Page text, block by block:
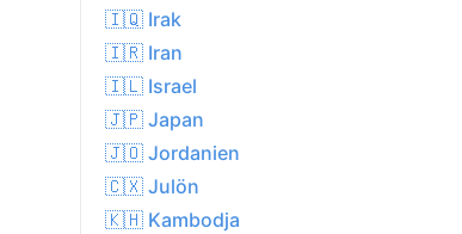
🇮🇶 Irak
🇮🇷 Iran
🇮🇱 Israel
🇯🇵 Japan
🇯🇴 Jordanien
🇨🇽 Julön
🇰🇭 Kambodja